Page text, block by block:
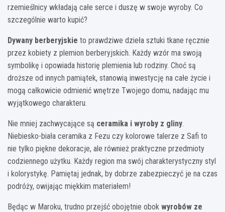
rzemieślnicy wkładają całe serce i duszę w swoje wyroby. Co
szczególnie warto kupić?
Dywany berberyjskie to prawdziwe dzieła sztuki tkane ręcznie
przez kobiety z plemion berberyjskich. Każdy wzór ma swoją
symbolikę i opowiada historię plemienia lub rodziny. Choć są
droższe od innych pamiątek, stanowią inwestycję na całe życie i
mogą całkowicie odmienić wnętrze Twojego domu, nadając mu
wyjątkowego charakteru.
Nie mniej zachwycające są ceramika i wyroby z gliny.
Niebiesko-biała ceramika z Fezu czy kolorowe talerze z Safi to
nie tylko piękne dekoracje, ale również praktyczne przedmioty
codziennego użytku. Każdy region ma swój charakterystyczny styl
i kolorystykę. Pamiętaj jednak, by dobrze zabezpieczyć je na czas
podróży, owijając miękkim materiałem!
Będąc w Maroku, trudno przejść obojętnie obok wyrobów ze